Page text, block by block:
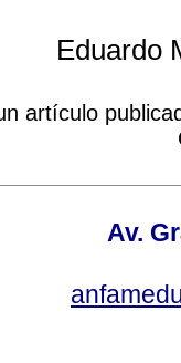
Eduardo
artículo
Av.